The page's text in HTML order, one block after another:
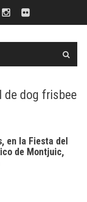
de dog frisbee
en la Fiesta del
de Montjuic,